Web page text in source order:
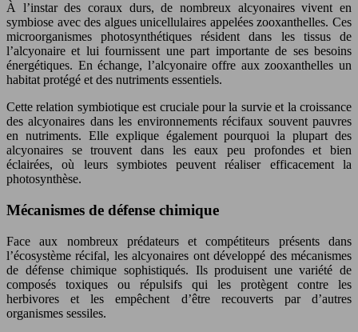
À l’instar des coraux durs, de nombreux alcyonaires vivent en
symbiose avec des algues unicellulaires appelées zooxanthelles. Ces
microorganismes photosynthétiques résident dans les tissus de
l’alcyonaire et lui fournissent une part importante de ses besoins
énergétiques. En échange, l’alcyonaire offre aux zooxanthelles un
habitat protégé et des nutriments essentiels.
Cette relation symbiotique est cruciale pour la survie et la croissance
des alcyonaires dans les environnements récifaux souvent pauvres
en nutriments. Elle explique également pourquoi la plupart des
alcyonaires se trouvent dans les eaux peu profondes et bien
éclairées, où leurs symbiotes peuvent réaliser efficacement la
photosynthèse.
Mécanismes de défense chimique
Face aux nombreux prédateurs et compétiteurs présents dans
l’écosystème récifal, les alcyonaires ont développé des mécanismes
de défense chimique sophistiqués. Ils produisent une variété de
composés toxiques ou répulsifs qui les protègent contre les
herbivores et les empêchent d’être recouverts par d’autres
organismes sessiles.